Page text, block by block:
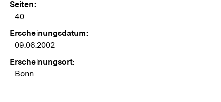
Seiten:
40
Erscheinungsdatum:
09.06.2002
Erscheinungsort:
Bonn